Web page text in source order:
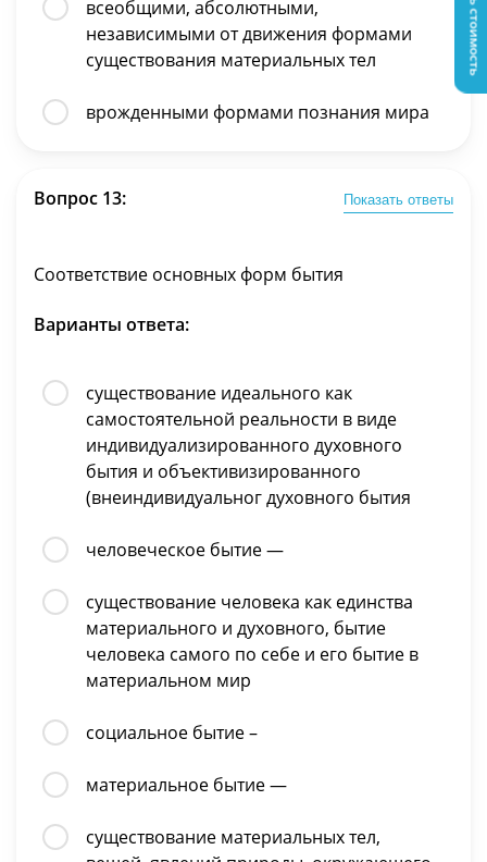
всеобщими, абсолютными,
независимыми от движения формами
существования материальных тел
врожденными формами познания мира
Вопрос 13: Показать ответы
Соответствие основных форм бытия
Варианты ответа:
существование идеального как
самостоятельной реальности в виде
индивидуализированного духовного
бытия и объективизированного
(внеиндивидуальног духовного бытия
человеческое бытие —
существование человека как единства
материального и духовного, бытие
человека самого по себе и его бытие в
материальном мир
социальное бытие –
материальное бытие —
существование материальных тел,